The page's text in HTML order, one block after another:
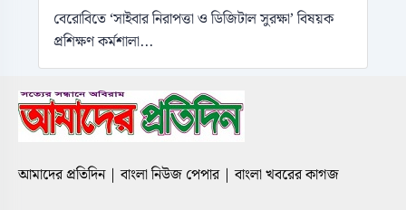
বেরোবিতে ‘সাইবার নিরাপত্তা ও ডিজিটাল সুরক্ষা’ বিষয়ক
প্রশিক্ষণ কর্মশালা...
আমাদের প্রতিদিন | বাংলা নিউজ পেপার | বাংলা খবরের কাগজ